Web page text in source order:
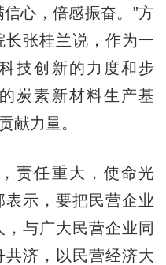
心，倍感振奋。”方
张桂兰说，作为一
技创新的力度和步
炭素新材料生产基
献力量。
任重大，使命光
示，要把民营企业
与广大民营企业同
济，以民营经济大